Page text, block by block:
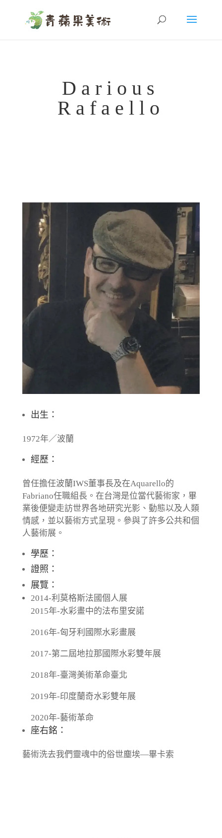
Darious
Rafaello
出生：
1972年／波蘭
經歷：
曾任擔任波蘭IWS董事長及在Aquarello的
Fabriano任職組長。在台灣是位當代藝術家，畢
業後便變走訪世界各地研究光影、動態以及人類
情感，並以藝術方式呈現。參與了許多公共和個
人藝術展。
學歷：
證照：
展覽：
2014-利莫格斯法國個人展
2015年-水彩畫中的法布里安諾
2016年-匈牙利國際水彩畫展
2017-第二屆地拉那國際水彩雙年展
2018年-臺灣美術革命臺北
2019年-印度蘭奇水彩雙年展
2020年-藝術革命
座右銘：
藝術洗去我們靈魂中的俗世塵埃—畢卡索